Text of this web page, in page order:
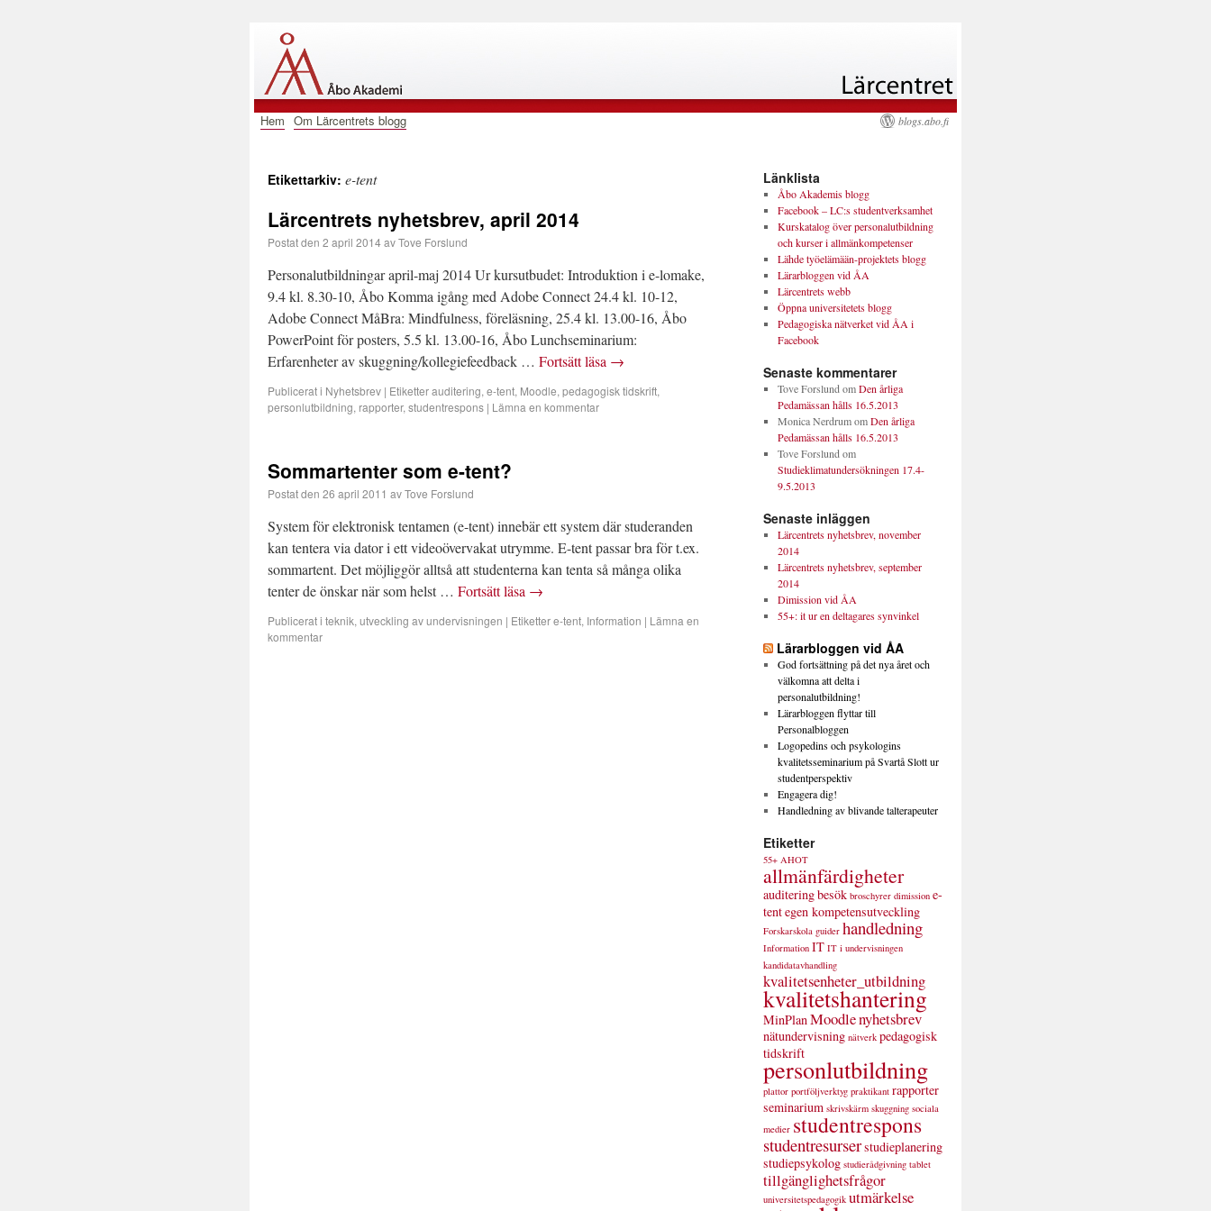
blogs.abo.fi
Hem Om Lärcentrets blogg
Etikettarkiv: e-tent
Lärcentrets nyhetsbrev, april 2014
Postat den 2 april 2014avTove Forslund
Personalutbildningar april-maj 2014 Ur kursutbudet: Introduktion i e-lomake,
9.4 kl. 8.30-10, Åbo Komma igång med Adobe Connect 24.4 kl. 10-12,
Adobe Connect MåBra: Mindfulness, föreläsning, 25.4 kl. 13.00-16, Åbo
PowerPoint för posters, 5.5 kl. 13.00-16, Åbo Lunchseminarium:
Erfarenheter av skuggning/kollegiefeedback … Fortsätt läsa →
Publicerat i Nyhetsbrev | Etiketterauditering, e-tent, Moodle, pedagogisk tidskrift,
personlutbildning, rapporter, studentrespons | Lämna en kommentar
Sommartenter som e-tent?
Postat den 26 april 2011 avTove Forslund
System för elektronisk tentamen (e-tent) innebär ett system där studeranden
kan tentera via dator i ett videoövervakat utrymme. E-tent passar bra för t.ex.
sommartent. Det möjliggör alltså att studenterna kan tenta så många olika
tenter de önskar när som helst … Fortsätt läsa →
Publicerat i teknik, utveckling av undervisningen | Etikettere-tent, Information | Lämna en
kommentar
Länklista
Åbo Akademis blogg
Facebook – LC:s studentverksamhet
Kurskatalog över personalutbildning
och kurser i allmänkompetenser
Lähde työelämään-projektets blogg
Lärarbloggen vid ÅA
Lärcentrets webb
Öppna universitetets blogg
Pedagogiska nätverket vid ÅA i
Facebook
Senaste kommentarer
Tove Forslund omDen årliga
Pedamässan hålls 16.5.2013
Monica NerdrumomDen årliga
Pedamässan hålls 16.5.2013
Tove Forslund om
Studieklimatundersökningen 17.4-
9.5.2013
Senaste inläggen
Lärcentrets nyhetsbrev, november
2014
Lärcentrets nyhetsbrev, september
2014
Dimission vid ÅA
55+: it ur en deltagares synvinkel
Lärarbloggen vid ÅA
God fortsättning på det nya året och
välkomna att delta i
personalutbildning!
Lärarbloggen flyttar till
Personalbloggen
Logopedins och psykologins
kvalitetsseminarium på Svartå Slott ur
studentperspektiv
Engagera dig!
Handledning av blivande talterapeuter
Etiketter
55+ AHOT
allmänfärdigheter
auditeringbesök broschyrer dimission e-
tentegen kompetensutveckling
Forskarskola guider handledning
Information IT IT i undervisningen
kandidatavhandling
kvalitetsenheter_utbildning
kvalitetshantering
MinPlanMoodlenyhetsbrev
nätundervisning nätverk pedagogisk
tidskrift
personlutbildning
plattor portföljverktyg praktikant rapporter
seminarium skrivskärm skuggning sociala
medier studentrespons
studentresurserstudieplanering
studiepsykolog studierådgivning tablet
tillgänglighetsfrågor
universitetspedagogik utmärkelse